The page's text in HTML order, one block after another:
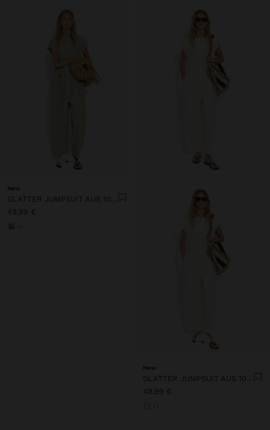
+
New
GLATTER JUMPSUIT AUS 100% BAUMWOLLE
49,99 €
+
New
GLATTER JUMPSUIT AUS 100% BAUMWOLLE
49,99 €